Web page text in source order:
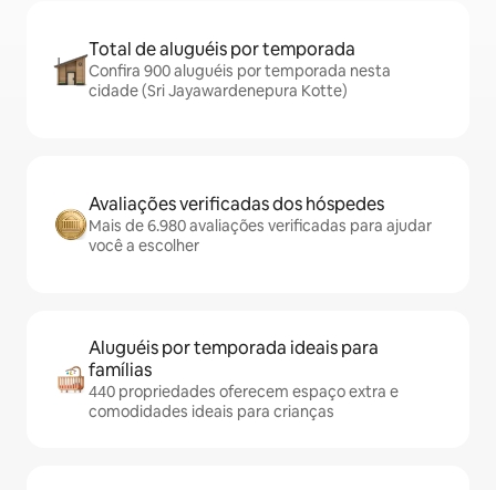
Total de aluguéis por temporada
Confira 900 aluguéis por temporada nesta
cidade (Sri Jayawardenepura Kotte)
Avaliações verificadas dos hóspedes
Mais de 6.980 avaliações verificadas para ajudar
você a escolher
Aluguéis por temporada ideais para
famílias
440 propriedades oferecem espaço extra e
comodidades ideais para crianças